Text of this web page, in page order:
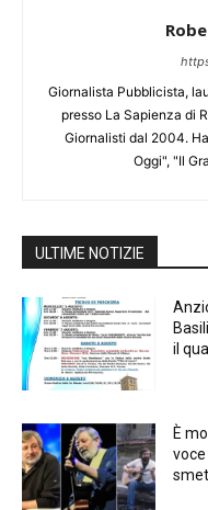
Giornalista Pubblicista,
presso La Sapienza di
Giornalisti dal 2004.
Oggi", "Il
ULTIME NOTIZIE
il
È
voce